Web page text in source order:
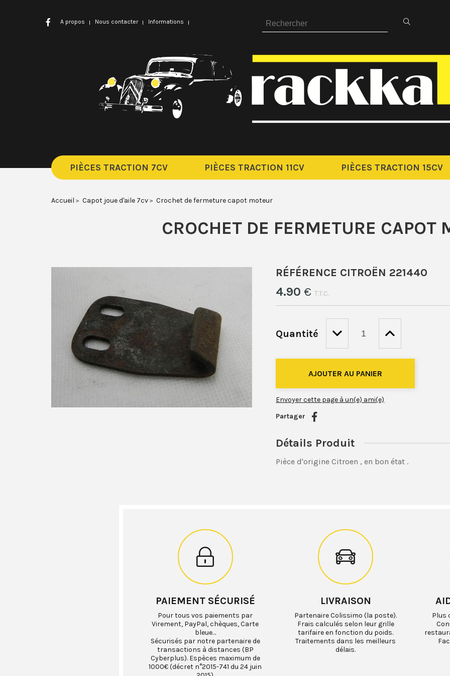
PIÈCES TRACTION 7CV PIÈCES TRACTION 11CV PIÈCES TRACTION 15CV
Accueil Capot joue d'aile 7cv Crochet de fermeture capot moteur
CROCHET DE FERMETURE CAPOT
RÉFÉRENCE CITROËN 221440
4.90 €T.T.C.
Quantité
Envoyer cette page à un(e) ami(e)
Partager
Détails Produit
Pièce d'origine Citroen , en bon état .
A propos Nous contacter Informations
PAIEMENT SÉCURISÉ
Pour tous vos paiements par
Virement, PayPal, chèques, Carte
bleue…
Sécurisés par notre partenaire de
transactions à distances (BP
Cyberplus). Espèces maximum de
1000€ (décret n°2015-741 du 24 juin
LIVRAISON
Partenaire Colissimo (la poste).
Frais calculés selon leur grille
tarifaire en fonction du poids.
Traitements dans les meilleurs
délais.
Plus